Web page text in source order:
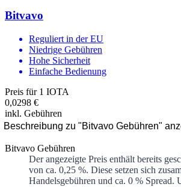
Bitvavo
Reguliert in der EU
Niedrige Gebühren
Hohe Sicherheit
Einfache Bedienung
Preis für 1 IOTA
0,0298 €
inkl. Gebühren
Beschreibung zu "Bitvavo Gebühren"
Bitvavo Gebühren
Der angezeigte Preis enthält bereits
von ca. 0,25 %. Diese setzen sich
Handelsgebühren und ca. 0 % Spread.